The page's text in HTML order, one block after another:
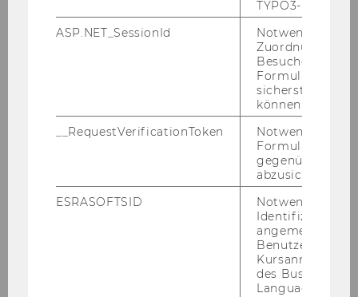
TYPO3-Backend.
ASP.NET_SessionId
Notwendig, um
Zuordnung von
Besucher zu
sicherstellen zu
können.
__RequestVerificationToken
Notwendig, um
gegenüber
abzusichern.
ESRASOFTSID
Notwendig zur
Identifizierung
angemeldeten
Benutzers im
des Business
Language